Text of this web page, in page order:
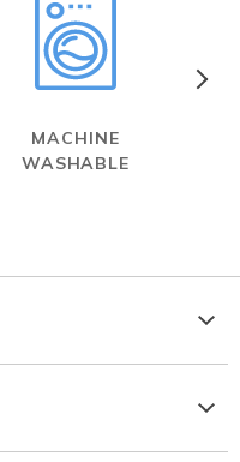
MACHINE
WASHABLE